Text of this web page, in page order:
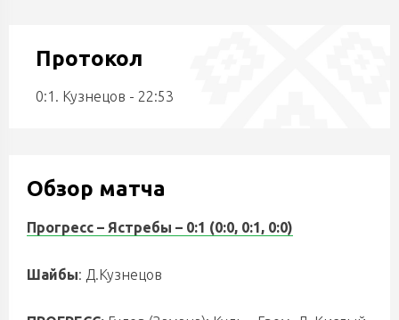
Протокол
0:1. Кузнецов - 22:53
Обзор матча
Прогресс – Ястребы – 0:1 (0:0, 0:1, 0:0)
Шайбы: Д.Кузнецов